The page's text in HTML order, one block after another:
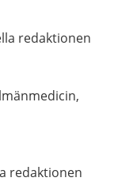
redaktionen
redaktionen